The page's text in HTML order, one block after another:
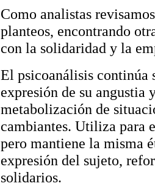
Como analistas
planteos, encontrando
con la solidaridad y la
El psicoanálisis continúa
expresión de su
metabolización de
cambiantes. Utiliza para
pero mantiene la misma
expresión del sujeto,
solidarios.